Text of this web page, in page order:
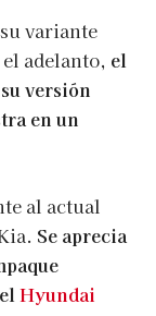
variante
adelanto, el
versión
en un
al actual
Se aprecia
Hyundai